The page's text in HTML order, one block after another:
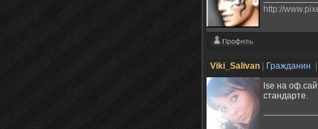
http://
Viki_Salivan Гражданин
lse на
стандарте.